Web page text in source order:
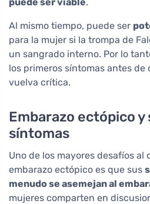
Al mismo tiempo, puede ser
para la mujer si la trompa de
un sangrado interno. Por lo
los primeros síntomas antes de
vuelva crítica.
Embarazo ectópico
síntomas
Uno de los mayores desafíos al
embarazo ectópico es que sus
menudo se asemejan al
mujeres comparten en